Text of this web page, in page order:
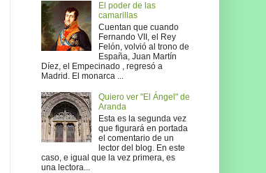
El poder de las
camarillas
Cuentan que cuando
Fernando VII, el Rey
Felón, volvió al trono de
España, Juan Martín
Díez, el Empecinado , regresó a
Madrid. El monarca ...
Quiero ver "El Ángel" de
Aranda
Esta es la segunda vez
que figurará en portada
el comentario de un
lector del blog. En este
caso, e igual que la vez primera, es
una lectora...